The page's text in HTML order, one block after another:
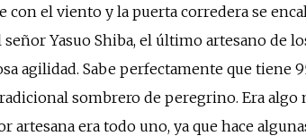
el viento y la puerta corredera se
Yasuo Shiba, el último artesano de
agilidad. Sabe perfectamente que tiene
sombrero de peregrino. Era
artesana era todo uno, ya que hace